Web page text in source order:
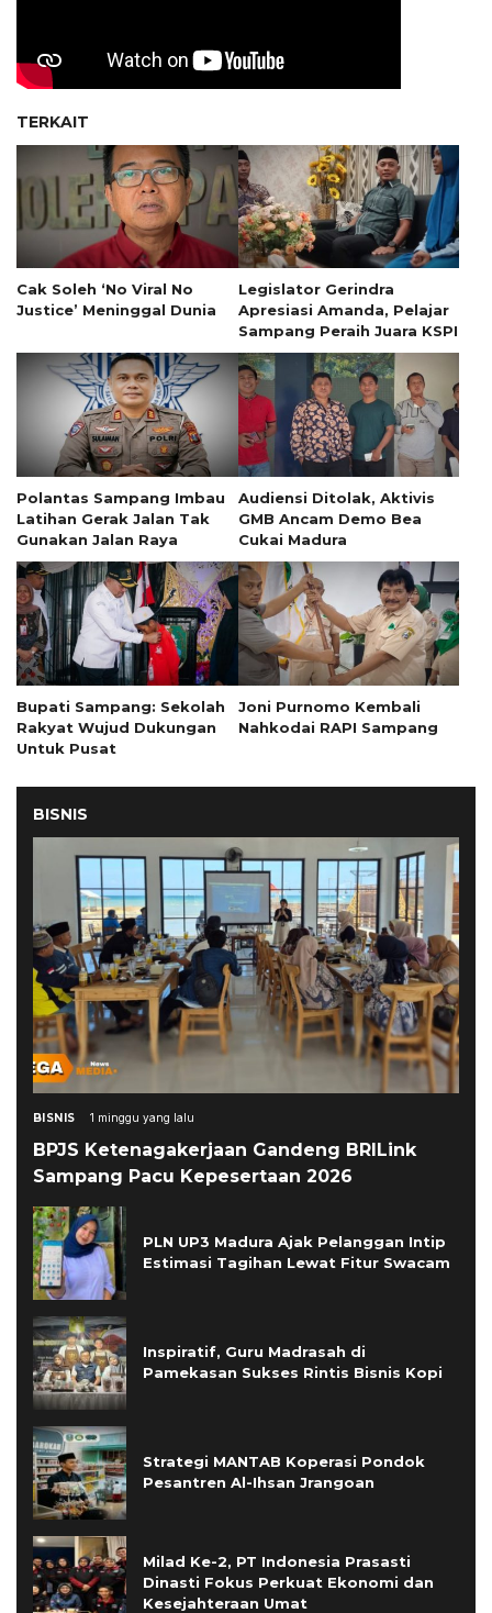
TERKAIT
Cak Soleh ‘No Viral No
Justice’ Meninggal Dunia
Legislator Gerindra
Apresiasi Amanda, Pelajar
Sampang Peraih Juara KSPI
Polantas Sampang Imbau
Latihan Gerak Jalan Tak
Gunakan Jalan Raya
Audiensi Ditolak, Aktivis
GMB Ancam Demo Bea
Cukai Madura
Bupati Sampang: Sekolah
Rakyat Wujud Dukungan
Untuk Pusat
Joni Purnomo Kembali
Nahkodai RAPI Sampang
BISNIS
BISNIS 1 minggu yang lalu
BPJS Ketenagakerjaan Gandeng BRILink
Sampang Pacu Kepesertaan 2026
PLN UP3 Madura Ajak Pelanggan Intip
Estimasi Tagihan Lewat Fitur Swacam
Inspiratif, Guru Madrasah di
Pamekasan Sukses Rintis Bisnis Kopi
Strategi MANTAB Koperasi Pondok
Pesantren Al-Ihsan Jrangoan
Milad Ke-2, PT Indonesia Prasasti
Dinasti Fokus Perkuat Ekonomi dan
Kesejahteraan Umat